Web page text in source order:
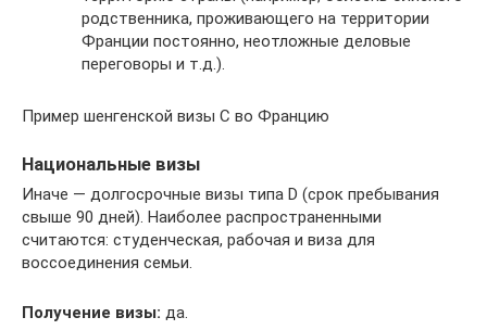
родственника, проживающего на территории
Франции постоянно, неотложные деловые
переговоры и т.д.).
Пример шенгенской визы C во Францию
Национальные визы
Иначе — долгосрочные визы типа D (срок пребывания
свыше 90 дней). Наиболее распространенными
считаются: студенческая, рабочая и виза для
воссоединения семьи.
Получение визы: да.